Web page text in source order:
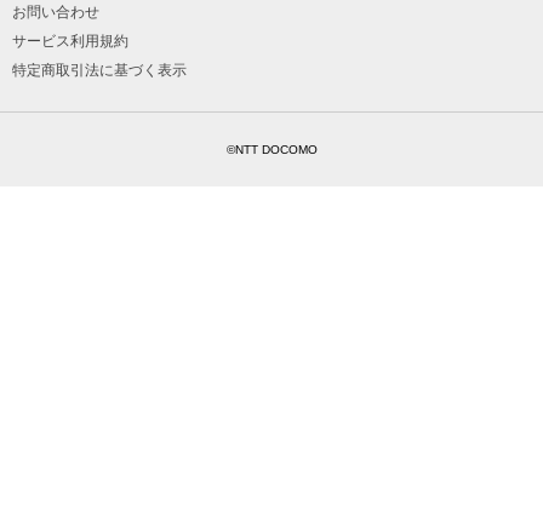
お問い合わせ
サービス利用規約
特定商取引法に基づく表示
©NTT DOCOMO